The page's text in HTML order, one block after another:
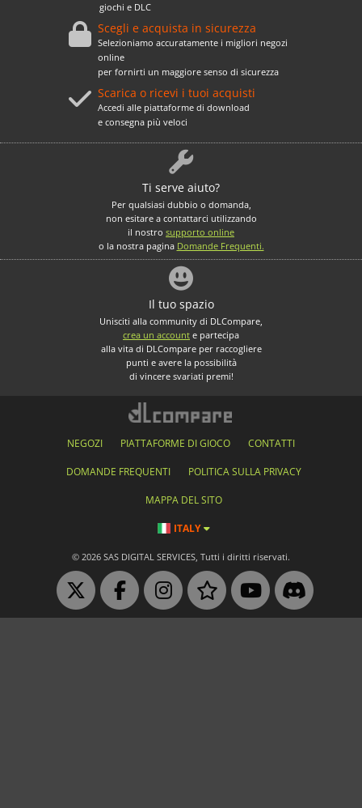
giochi e DLC
Scegli e acquista in sicurezza
Selezioniamo accuratamente i migliori negozi
online
per fornirti un maggiore senso di sicurezza
Scarica o ricevi i tuoi acquisti
Accedi alle piattaforme di download
e consegna più veloci
Ti serve aiuto?
Per qualsiasi dubbio o domanda,
non esitare a contattarci utilizzando
il nostro supporto online
o la nostra pagina Domande Frequenti.
Il tuo spazio
Unisciti alla community di DLCompare,
crea un account e partecipa
alla vita di DLCompare per raccogliere
punti e avere la possibilità
di vincere svariati premi!
NEGOZI PIATTAFORME DI GIOCO CONTATTI
DOMANDE FREQUENTI POLITICA SULLA PRIVACY
MAPPA DEL SITO
ITALY
© 2026 SAS DIGITAL SERVICES, Tutti i diritti riservati.